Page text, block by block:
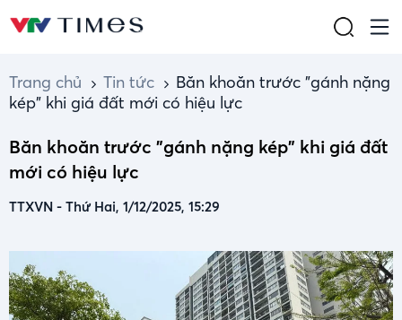
Trang chủ Tin tức
Băn khoăn trước "gánh nặng
kép" khi giá đất mới có hiệu lực
Băn khoăn trước "gánh nặng kép" khi giá đất
mới có hiệu lực
TTXVN - Thứ Hai, 1/12/2025, 15:29